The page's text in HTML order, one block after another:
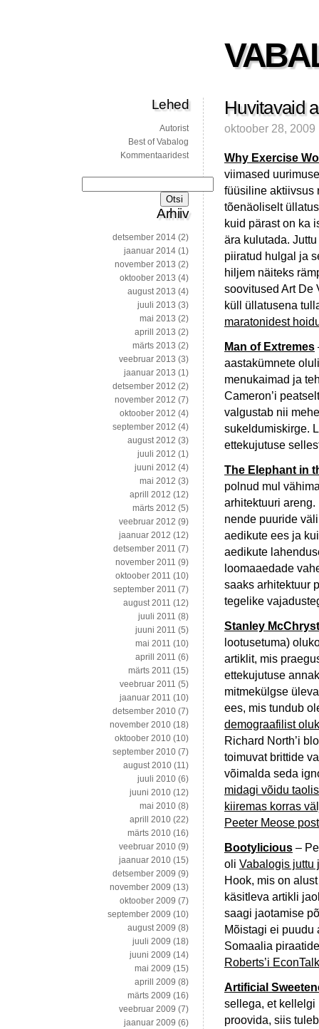
Huvitavaid
oktoober 28, 2009
Why Exercise
viimased
füüsiline aktiivsus
tõenäoliselt
kuid pärast on ka
ära kulutada.
piiratud hulgal ja
hiljem näiteks
soovitused Art De
küll üllatusena
maratonidest
Man of Extremes
aastakümnete
menukaimad ja
Cameron’i
valgustab nii
sukeldumiskirge.
ettekujutuse
The Elephant in
polnud mul
arhitektuuri
nende puuride
aedikute ees ja
aedikute
loomaaedade
saaks arhitektuur
tegelike
Stanley
lootusetuma)
artiklit, mis
ettekujutuse
mitmekülgse
ees, mis tundub
demograafilist
Richard North’i
toimuvat brittide
võimalda seda
midagi võidu
kiiremas korras
Peeter Meose
Bootylicious –
oli Vabalogis juttu
Hook, mis on
käsitleva artikli
saagi jaotamise
Mõistagi ei puudu
Somaalia
Roberts’i
Artificial
sellega, et kellelgi
proovida, siis
Lehed
Autorist
Best of Vabalog
Kommentaaridest
Arhiiv
detsember 2014 (2)
jaanuar 2014 (1)
november 2013 (2)
oktoober 2013 (4)
august 2013 (4)
juuli 2013 (3)
mai 2013 (2)
aprill 2013 (2)
märts 2013 (2)
veebruar 2013 (3)
jaanuar 2013 (1)
detsember 2012 (2)
november 2012 (7)
oktoober 2012 (4)
september 2012 (4)
august 2012 (3)
juuli 2012 (1)
juuni 2012 (4)
mai 2012 (3)
aprill 2012 (12)
märts 2012 (5)
veebruar 2012 (9)
jaanuar 2012 (12)
detsember 2011 (7)
november 2011 (9)
oktoober 2011 (10)
september 2011 (7)
august 2011 (12)
juuli 2011 (8)
juuni 2011 (5)
mai 2011 (10)
aprill 2011 (6)
märts 2011 (15)
veebruar 2011 (5)
jaanuar 2011 (10)
detsember 2010 (7)
november 2010 (18)
oktoober 2010 (10)
september 2010 (7)
august 2010 (11)
juuli 2010 (6)
juuni 2010 (12)
mai 2010 (8)
aprill 2010 (22)
märts 2010 (16)
veebruar 2010 (9)
jaanuar 2010 (15)
detsember 2009 (9)
november 2009 (13)
oktoober 2009 (7)
september 2009 (10)
august 2009 (8)
juuli 2009 (18)
juuni 2009 (14)
mai 2009 (15)
aprill 2009 (8)
märts 2009 (16)
veebruar 2009 (7)
jaanuar 2009 (6)